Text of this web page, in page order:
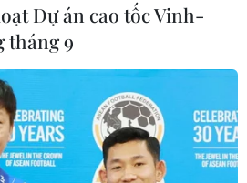
Dự án cao tốc Vinh-
tháng 9